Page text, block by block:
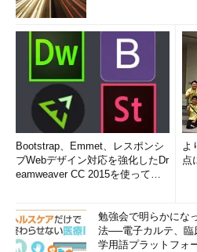
【ポータル】作成したカスタムロールを確認
上記のように作成したカスタムロ
【Bicep】カスタムロールを割
ウントを生成する
Bootstrap、Emmet、レスポンシ
ブWebデザイン対応を強化したDr
eamweaver CC 2015を使って
よ
点
勉強会で明らかにな
法──電子カルテ、臨
学用語プラットフォ